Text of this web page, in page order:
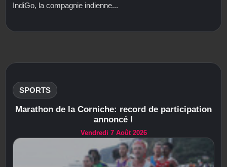
IndiGo, la compagnie indienne...
SPORTS
Marathon de la Corniche: record de participation
annoncé !
Vendredi 7 Août 2026